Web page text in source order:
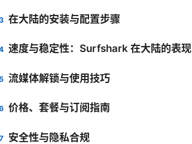
在大陆的安装与配置步骤
速度与稳定性：Surfshark 在大陆的表现
流媒体解锁与使用技巧
价格、套餐与订阅指南
安全性与隐私合规